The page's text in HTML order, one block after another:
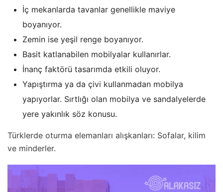
İç mekanlarda tavanlar genellikle maviye
boyanıyor.
Zemin ise yeşil renge boyanıyor.
Basit katlanabilen mobilyalar kullanırlar.
İnanç faktörü tasarımda etkili oluyor.
Yapıştırma ya da çivi kullanmadan mobilya
yapıyorlar. Sırtlığı olan mobilya ve sandalyelerde
yere yakınlık söz konusu.
Türklerde oturma elemanları alışkanları: Sofalar, kilim
ve minderler.